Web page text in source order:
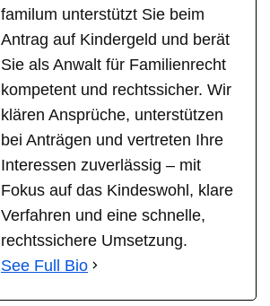
familum unterstützt Sie beim
Antrag auf Kindergeld und berät
Sie als Anwalt für Familienrecht
kompetent und rechtssicher. Wir
klären Ansprüche, unterstützen
bei Anträgen und vertreten Ihre
Interessen zuverlässig – mit
Fokus auf das Kindeswohl, klare
Verfahren und eine schnelle,
rechtssichere Umsetzung.
See Full Bio